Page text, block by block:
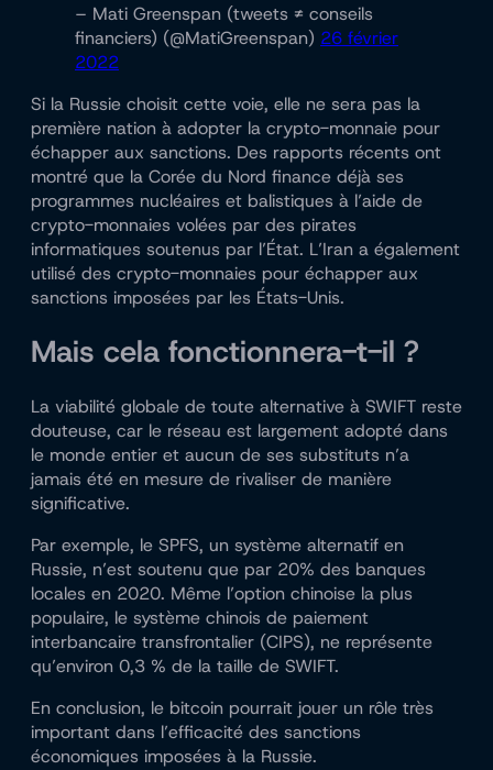
– Mati Greenspan (tweets ≠ conseils
financiers) (@MatiGreenspan) 26 février
2022
Si la Russie choisit cette voie, elle ne sera pas la
première nation à adopter la crypto-monnaie pour
échapper aux sanctions. Des rapports récents ont
montré que la Corée du Nord finance déjà ses
programmes nucléaires et balistiques à l’aide de
crypto-monnaies volées par des pirates
informatiques soutenus par l’État. L’Iran a également
utilisé des crypto-monnaies pour échapper aux
sanctions imposées par les États-Unis.
Mais cela fonctionnera-t-il ?
La viabilité globale de toute alternative à SWIFT reste
douteuse, car le réseau est largement adopté dans
le monde entier et aucun de ses substituts n’a
jamais été en mesure de rivaliser de manière
significative.
Par exemple, le SPFS, un système alternatif en
Russie, n’est soutenu que par 20% des banques
locales en 2020. Même l’option chinoise la plus
populaire, le système chinois de paiement
interbancaire transfrontalier (CIPS), ne représente
qu’environ 0,3 % de la taille de SWIFT.
En conclusion, le bitcoin pourrait jouer un rôle très
important dans l’efficacité des sanctions
économiques imposées à la Russie.